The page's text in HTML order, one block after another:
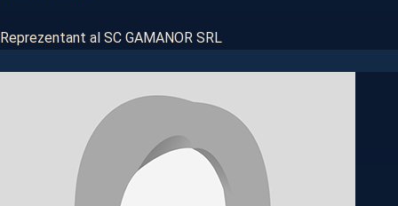
Reprezentant al SC GAMANOR SRL